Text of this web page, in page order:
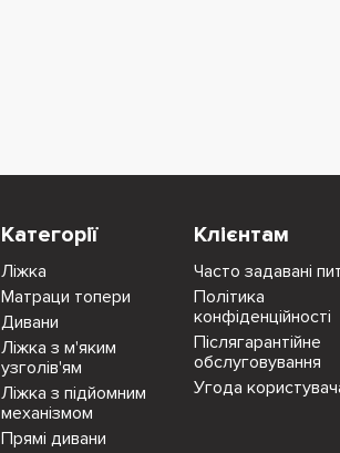
Категорії
Ліжка
Матраци топери
Дивани
Ліжка з м'яким
узголів'ям
Ліжка з підйомним
механізмом
Прямі дивани
Клієнтам
Часто задавані
Політика
конфіденційності
Післягарантійне
обслуговування
Угода